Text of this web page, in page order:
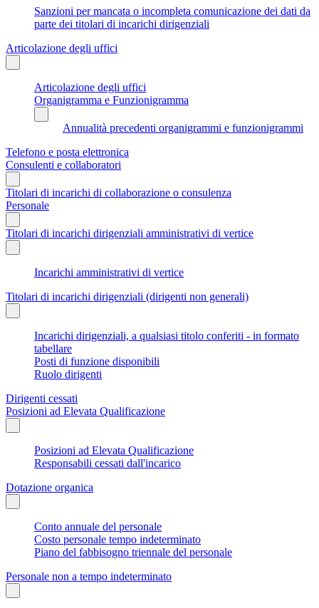
Sanzioni per mancata o incompleta comunicazione dei dati da
parte dei titolari di incarichi dirigenziali
Articolazione degli uffici
Articolazione degli uffici
Organigramma e Funzionigramma
Annualità precedenti organigrammi e funzionigrammi
Telefono e posta elettronica
Consulenti e collaboratori
Titolari di incarichi di collaborazione o consulenza
Personale
Titolari di incarichi dirigenziali amministrativi di vertice
Incarichi amministrativi di vertice
Titolari di incarichi dirigenziali (dirigenti non generali)
Incarichi dirigenziali, a qualsiasi titolo conferiti - in formato
tabellare
Posti di funzione disponibili
Ruolo dirigenti
Dirigenti cessati
Posizioni ad Elevata Qualificazione
Posizioni ad Elevata Qualificazione
Responsabili cessati dall'incarico
Dotazione organica
Conto annuale del personale
Costo personale tempo indeterminato
Piano del fabbisogno triennale del personale
Personale non a tempo indeterminato